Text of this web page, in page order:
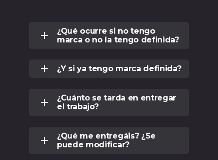
¿Qué ocurre si no tengo
marca o no la tengo definida?
¿Y si ya tengo marca definida?
¿Cuánto se tarda en entregar
el trabajo?
¿Qué me entregáis? ¿Se
puede modificar?